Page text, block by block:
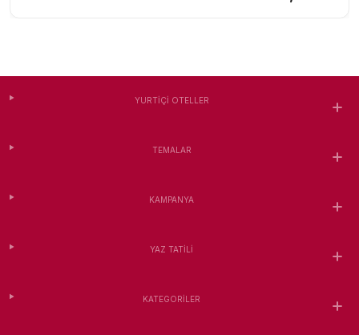
YURTIÇI OTELLER
TEMALAR
KAMPANYA
YAZ TATILI
KATEGORILER